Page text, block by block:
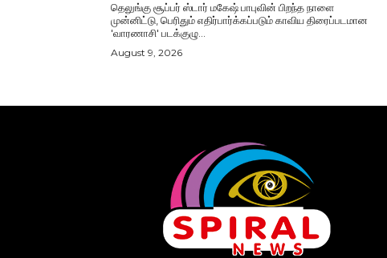
தெலுங்கு சூப்பர் ஸ்டார் மகேஷ் பாபுவின் பிறந்த நாளை
முன்னிட்டு, பெரிதும் எதிர்பார்க்கப்படும் காவிய திரைப்படமான
'வாரணாசி' படக்குழு...
August 9, 2026